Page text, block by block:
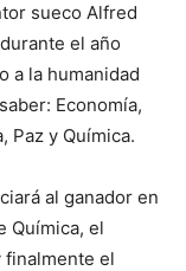
sueco Alfred
el año
a la humanidad
Economía,
Paz y Química.
al ganador en
Química, el
finalmente el